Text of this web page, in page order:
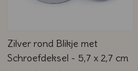
Zilver rond Blikje met
Schroefdeksel - 5,7 x 2,7 cm